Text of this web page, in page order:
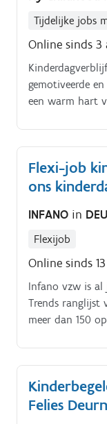
vanzelfsprekend.
Tijdelijke jobs
Online sinds 3
gemotiveerde
een warm hart
0 tot 3 jaar.
dosis
je zowel
Flexi-job
ons
INFANO in
Flexijob
Online sinds
Infano vzw is al
Trends ranglijst
meer dan 150
kinderen op.
Felies